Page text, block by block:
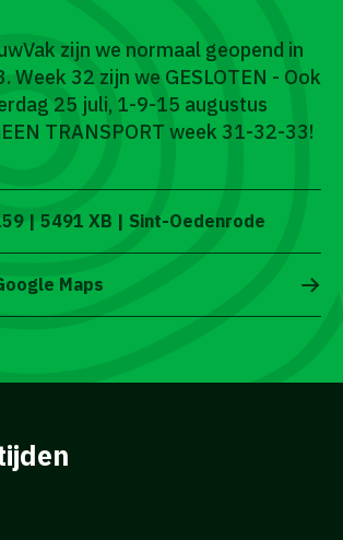
zijn we normaal geopend in
Week 32 zijn we GESLOTEN - Ook
25 juli, 1-9-15 augustus
TRANSPORT week 31-32-33!
| 5491 XB | Sint-Oedenrode
Maps